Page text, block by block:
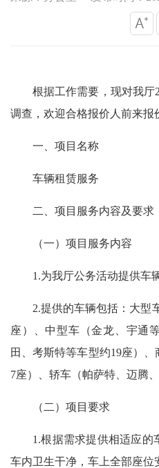
根据工作需要，现对我厅
调查，欢迎合格报价人前来报
一、项目名称
车辆租赁服务
二、项目服务内容及要求
（一）项目服务内容
1.为我厅公务活动提供车
2.提供的车辆包括：大型
座）、中型车（金龙、宇通
田、考斯特等车型约19座）
7座）、轿车（帕萨特、迈腾
（二）项目要求
1.根据需求提供相适应的
车内卫生干净，车上全部座位